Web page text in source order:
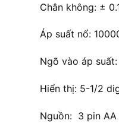
Chân không: ±
Áp suất nổ:
Ngõ vào áp
Hiển thị: 5-1/2
Nguồn: 3 pin AA